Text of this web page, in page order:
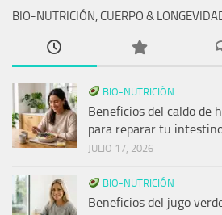
BIO-NUTRICIÓN, CUERPO &
BIO-NUTRICIÓN
Beneficios del caldo de
para reparar tu
JULIO 17, 2026
BIO-NUTRICIÓN
Beneficios del jugo